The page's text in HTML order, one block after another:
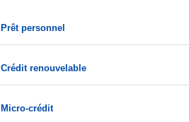
Prêt personnel
Crédit renouvelable
Micro-crédit